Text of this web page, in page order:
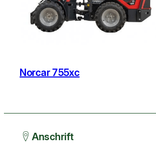
Norcar 755xc
Anschrift